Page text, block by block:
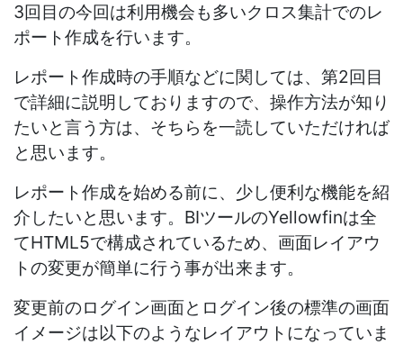
3回目の今回は利用機会も多いクロス集計でのレ
ポート作成を行います。
レポート作成時の手順などに関しては、第2回目
で詳細に説明しておりますので、操作方法が知り
たいと言う方は、そちらを一読していただければ
と思います。
レポート作成を始める前に、少し便利な機能を紹
介したいと思います。BIツールのYellowfinは全
てHTML5で構成されているため、画面レイアウ
トの変更が簡単に行う事が出来ます。
変更前のログイン画面とログイン後の標準の画面
イメージは以下のようなレイアウトになっていま